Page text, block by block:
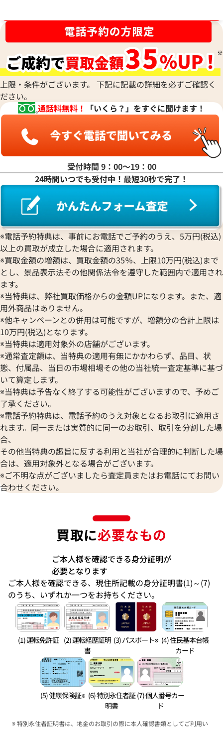
ハ行
マ行
ヤ行
ワ行
上限・条件がございます。 下記に記載の詳細を必ずご確認く
ださい。
通話料無料！
「いくら？」をすぐに聞けます！
受付時間 9：00〜19：00
24時間いつでも受付中！最短30秒で完了！
※電話予約特典は、事前にお電話でご予約のうえ、5万円(税込)
以上の買取が成立した場合に適用されます。
※買取金額の増額は、買取金額の35％、上限10万円(税込)まで
とし、景品表示法その他関係法令を遵守した範囲内で適用され
ます。
※当特典は、弊社買取価格からの金額UPになります。また、適
用外商品はありません。
※他キャンペーンとの併用は可能ですが、増額分の合計上限は
10万円(税込)となります。
※当特典は適用対象外の店舗がございます。
※通常査定額は、当特典の適用有無にかかわらず、品目、状
態、付属品、当日の市場相場その他の当社統一査定基準に基づ
いて算定します。
※当特典は予告なく終了する可能性がございますので、予めご
了承ください。
※電話予約特典は、電話予約のうえ対象となるお取引に適用さ
れます。同一または実質的に同一のお取引、取引を分割した場
合、
その他当特典の趣旨に反する利用と当社が合理的に判断した場
合は、適用対象外となる場合がございます。
※ご不明な点がございましたら査定員またはお電話にてお問い
合わせください。
買取に必要なもの
ご本人様を確認できる身分証明が
必要となります
ご本人様を確認できる、現住所記載の身分証明書(1)～(7)
のうち、いずれか一つをお持ちください。
(1) 運転免許証 (2) 運転経歴証明
書
(3) パスポート※ (4) 住民基本台帳
カード
(5) 健康保険証※ (6) 特別永住者証
明書
(7) 個人番号カー
ド
特別永住者証明書は、地金のお取引の際に本人確認書類としてご利用い